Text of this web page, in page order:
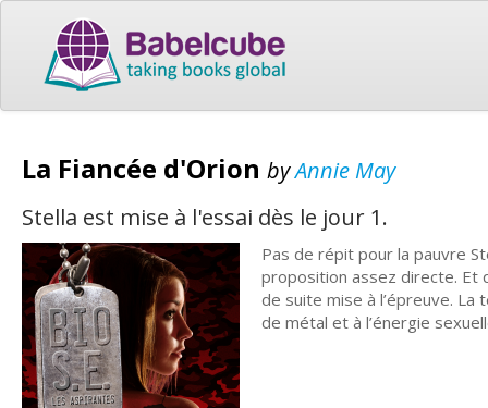
La Fiancée d'Orion byAnnie May
Stella est mise à l'essai dès le jour 1.
Pas de répit pour la pauvre
proposition assez directe. Et
de suite mise à l’épreuve.
de métal et à l’énergie